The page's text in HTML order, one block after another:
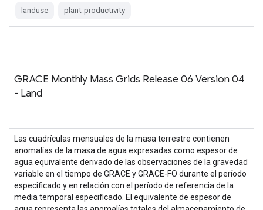
landuse plant-productivity
GRACE Monthly Mass Grids Release 06 Version 04
- Land
Las cuadrículas mensuales de la masa terrestre contienen
anomalías de la masa de agua expresadas como espesor de
agua equivalente derivado de las observaciones de la gravedad
variable en el tiempo de GRACE y GRACE-FO durante el período
especificado y en relación con el período de referencia de la
media temporal especificado. El equivalente de espesor de